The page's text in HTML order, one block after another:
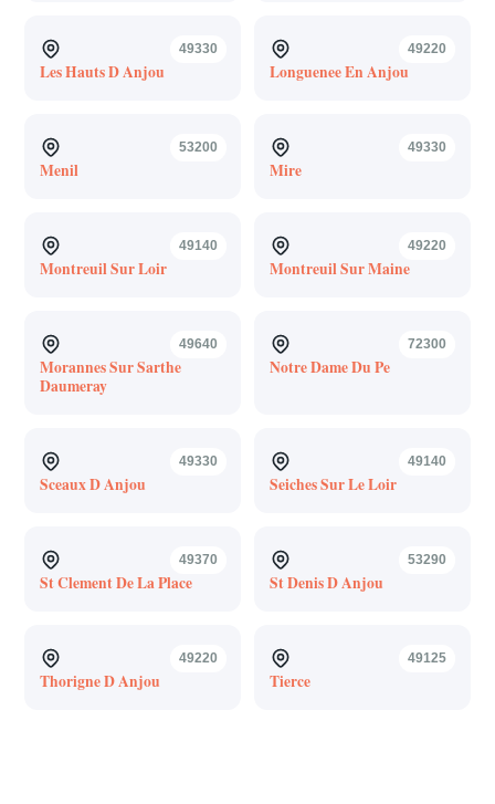
49330
Les Hauts D Anjou
49220
Longuenee En Anjou
53200
Menil
49330
Mire
49140
Montreuil Sur Loir
49220
Montreuil Sur Maine
49640
Morannes Sur Sarthe
Daumeray
72300
Notre Dame Du Pe
49330
Sceaux D Anjou
49140
Seiches Sur Le Loir
49370
St Clement De La Place
53290
St Denis D Anjou
49220
Thorigne D Anjou
49125
Tierce